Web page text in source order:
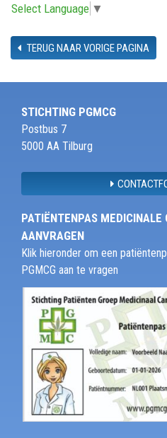
Select Language ▼
TERUG NAAR VORIGE PAGINA
STICHTING PGMCG
Postbus 7
5000 AA Tilburg
PATIËNTENPAS
AANVRAGEN
Klik hieronder om een
PGMCG aan te vragen